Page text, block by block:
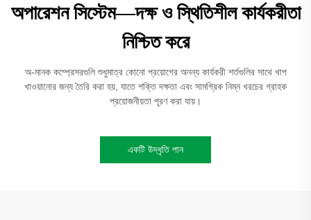
অপারেশন সিস্টেম—দক্ষ ও স্থিতিশীল কার্যকরীতা
নিশ্চিত করে
অ-মানক কম্প্রেসরগুলি শুধুমাত্র কোনো প্রয়োগের অনন্য কার্যকরী শর্তগুলির সাথে খাপ
খাওয়ানোর জন্য তৈরি করা হয়, যাতে শক্তি দক্ষতা এবং সামগ্রিক নিম্ন খরচের গ্রাহক
প্রয়োজনীয়তা পূরণ করা যায়।
একটি উদ্ধৃতি পান